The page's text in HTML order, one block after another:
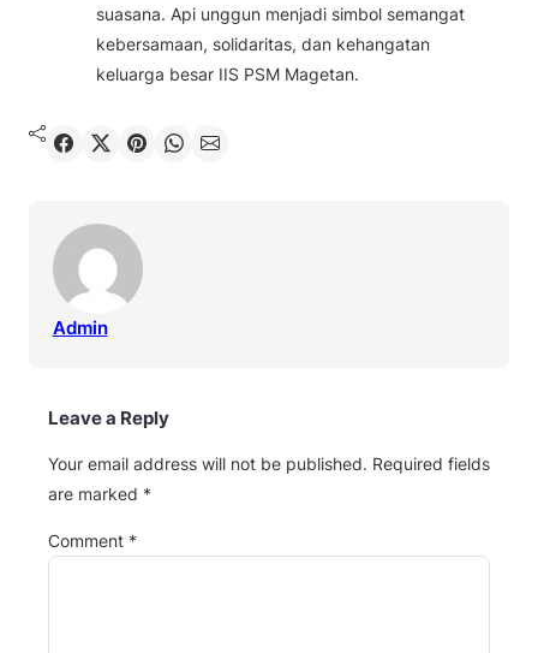
suasana. Api unggun menjadi simbol semangat
kebersamaan, solidaritas, dan kehangatan
keluarga besar IIS PSM Magetan.
Shared Share on X Pin It Send on WhatsApp Send on Email
Admin
Leave a Reply
Your email address will not be published. Required fields
are marked *
Comment *